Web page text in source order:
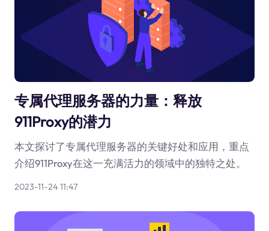
专属代理服务器的力量：释放
911Proxy的潜力
本文探讨了专属代理服务器的关键好处和应用，重点
介绍911Proxy在这一充满活力的领域中的独特之处。
2023-11-24 11:47